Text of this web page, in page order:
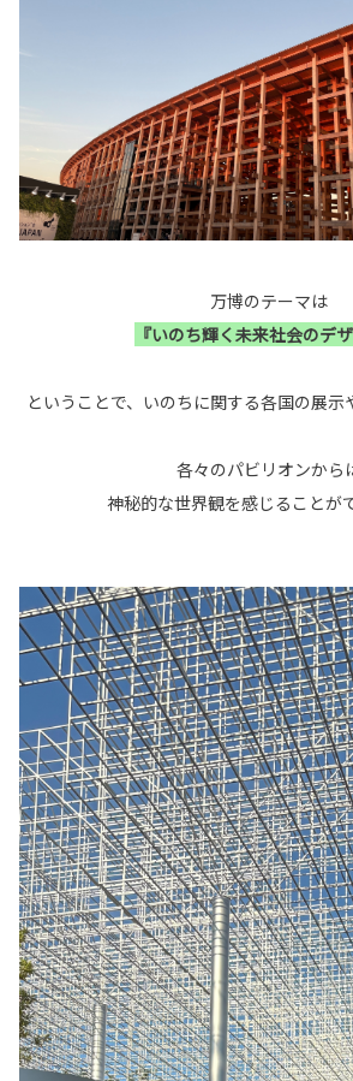
万博のテーマは
『いのち輝く未来社会のデザ
ということで、いのちに関する各国の展示
各々のパビリオンから
神秘的な世界観を感じることが